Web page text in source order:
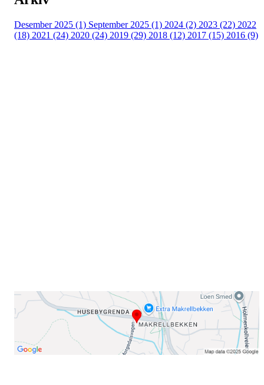
Desember 2025 (1) September 2025 (1) 2024 (2) 2023 (22) 2022
(18) 2021 (24) 2020 (24) 2019 (29) 2018 (12) 2017 (15) 2016 (9)